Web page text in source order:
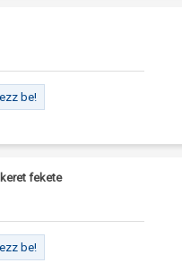
be!
fekete
be!